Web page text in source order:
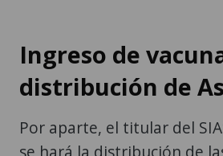
Ingreso de
distribución de
Por aparte, el titular del